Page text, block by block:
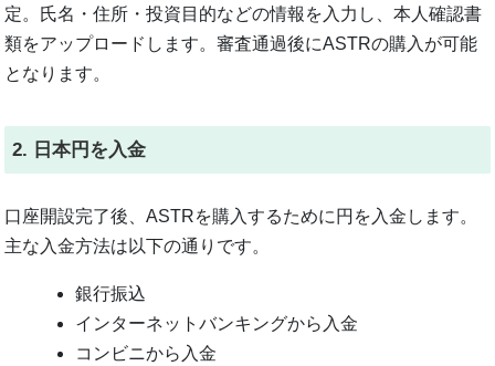
定。氏名・住所・投資目的などの情報を入力し、本人確認書
類をアップロードします。審査通過後にASTRの購入が可能
となります。
2. 日本円を入金
口座開設完了後、ASTRを購入するために円を入金します。
主な入金方法は以下の通りです。
銀行振込
インターネットバンキングから入金
コンビニから入金